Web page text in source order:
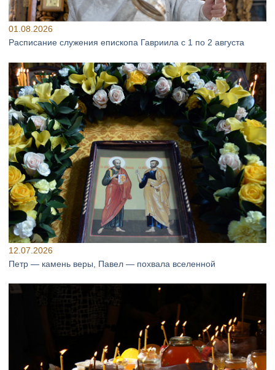
01.08.2026
Расписание служения епископа Гавриила с 1 по 2 августа
12.07.2026
Петр — камень веры, Павел — похвала вселенной